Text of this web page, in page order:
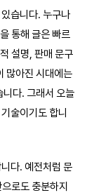
습니다. 누구나
통해 글은 빠르
설명, 판매 문구
많아진 시대에는
니다. 그래서 오늘
술이기도 합니
다. 예전처럼 문
로도 충분하지